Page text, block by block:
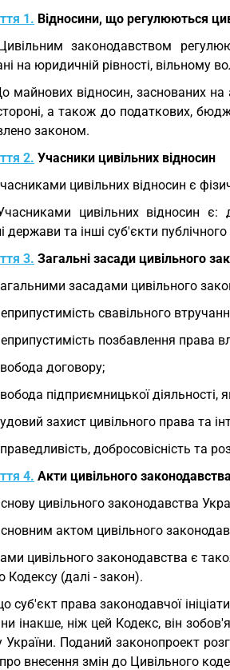
1. Відносини, що регулюються
законодавством
на юридичній рівності, вільному
майнових відносин, заснованих на
а також до податкових,
законом.
2. Учасники цивільних відносин
цивільних відносин є
цивільних відносин є:
держави та інші суб'єкти
3. Загальні засади цивільного
засадами цивільного
свавільного
позбавлення права
договору;
підприємницької діяльності,
захист цивільного права та
добросовісність та
4. Акти цивільного
цивільного законодавства
актом цивільного
цивільного законодавства є
Кодексу (далі - закон).
суб'єкт права законодавчої
інакше, ніж цей Кодекс, він
України. Поданий законопроект
внесення змін до Цивільного